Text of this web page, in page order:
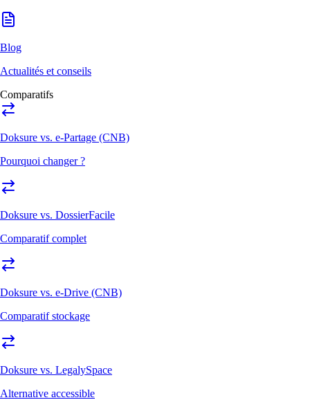
Blog
Actualités et conseils
Comparatifs
Doksure vs. e-Partage (CNB)
Pourquoi changer ?
Doksure vs. DossierFacile
Comparatif complet
Doksure vs. e-Drive (CNB)
Comparatif stockage
Doksure vs. LegalySpace
Alternative accessible